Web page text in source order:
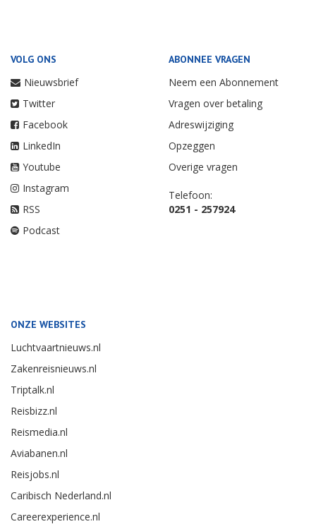
VOLG ONS
Nieuwsbrief
Twitter
Facebook
LinkedIn
Youtube
Instagram
RSS
Podcast
ABONNEE VRAGEN
Neem een Abonnement
Vragen over betaling
Adreswijziging
Opzeggen
Overige vragen
Telefoon:
0251 - 257924
ONZE WEBSITES
Luchtvaartnieuws.nl
Zakenreisnieuws.nl
Triptalk.nl
Reisbizz.nl
Reismedia.nl
Aviabanen.nl
Reisjobs.nl
Caribisch Nederland.nl
Careerexperience.nl